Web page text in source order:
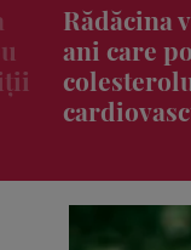
Cum să
cârnați.
pe degete!